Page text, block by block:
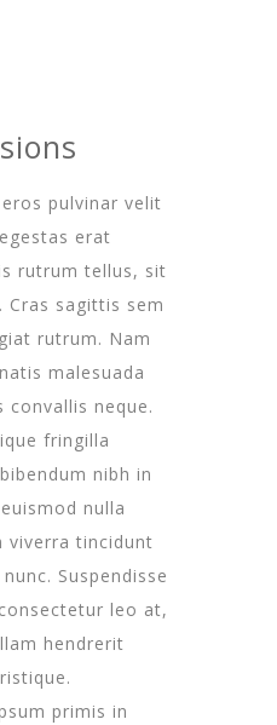
pulvinar velit
erat
rutrum tellus, sit
Cras sagittis sem
rutrum. Nam
malesuada
neque.
fringilla
nibh in
nulla
viverra tincidunt
Suspendisse
leo at,
hendrerit
primis in